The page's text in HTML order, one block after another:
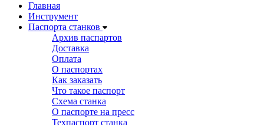
Главная
Инструмент
Паспорта станков
Архив паспартов
Доставка
Оплата
О паспортах
Как заказать
Что такое паспорт
Схема станка
О паспорте на пресс
Техпаспорт станка